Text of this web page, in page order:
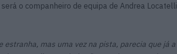
o companheiro de equipa de Andrea Locatelli
estranha, mas uma vez na pista, parecia que já a